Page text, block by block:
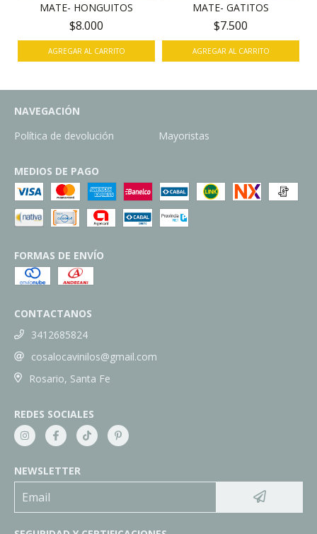
MATE- HONGUITOS
$8.000
AGREGAR AL CARRITO
MATE- GATITOS
$7.500
AGREGAR AL CARRITO
NAVEGACIÓN
Política de devolución
Mayoristas
MEDIOS DE PAGO
FORMAS DE ENVÍO
CONTACTANOS
3412685824
cosalocavinilos@gmail.com
Rosario, Santa Fe
REDES SOCIALES
NEWSLETTER